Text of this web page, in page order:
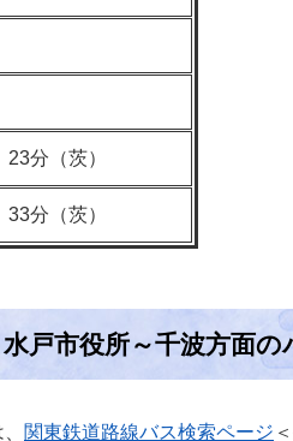
23分（茨）
33分（茨）
戸市役所～千波方面の
関東鉄道路線バス検索ページ